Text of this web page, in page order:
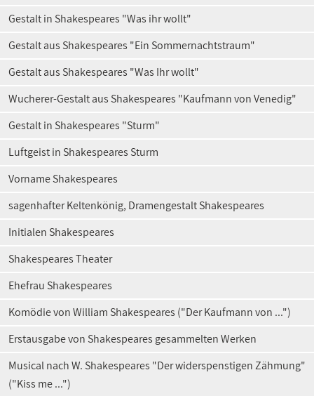
Gestalt in Shakespeares "Was ihr wollt"
Gestalt aus Shakespeares "Ein Sommernachtstraum"
Gestalt aus Shakespeares "Was Ihr wollt"
Wucherer-Gestalt aus Shakespeares "Kaufmann von Venedig"
Gestalt in Shakespeares "Sturm"
Luftgeist in Shakespeares Sturm
Vorname Shakespeares
sagenhafter Keltenkönig, Dramengestalt Shakespeares
Initialen Shakespeares
Shakespeares Theater
Ehefrau Shakespeares
Komödie von William Shakespeares ("Der Kaufmann von ...")
Erstausgabe von Shakespeares gesammelten Werken
Musical nach W. Shakespeares "Der widerspenstigen Zähmung"
("Kiss me ...")